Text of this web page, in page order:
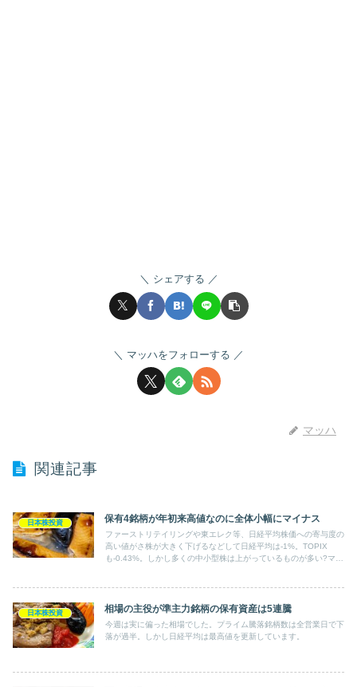
シェアする
マッハをフォローする
マッハ
関連記事
日本株投資 保有4銘柄が年初来高値なのに全体小幅にマイナス
ファーストリテイリングや東エレク等、日経平均株価への寄与度の
高い値がさ株が大きく下げるなどして日経平均は-1%。TOPIX
も-0.43%。しかし多くの中小型株は上がっているものが多い?マザ
日本株投資 相場の主役が準主力銘柄の保有資産は5連騰
今週は実に偏った相場でした。プライム騰落銘柄数は全営業日で下
落が過半。しかし日経平均は最高値を更新しています。